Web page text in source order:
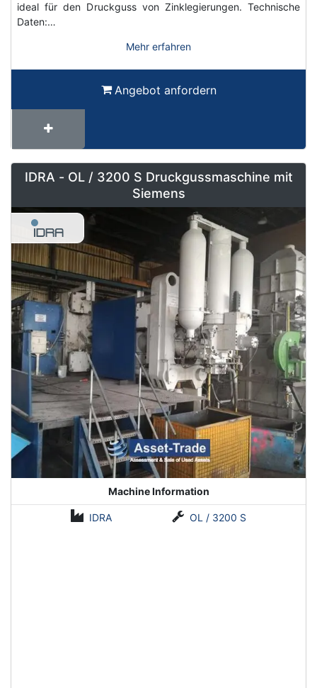
ideal für den Druckguss von Zinklegierungen. Technische
Daten:…
Mehr erfahren
Angebot anfordern
IDRA - OL / 3200 S Druckgussmaschine mit
Siemens
Machine Information
IDRA OL / 3200 S